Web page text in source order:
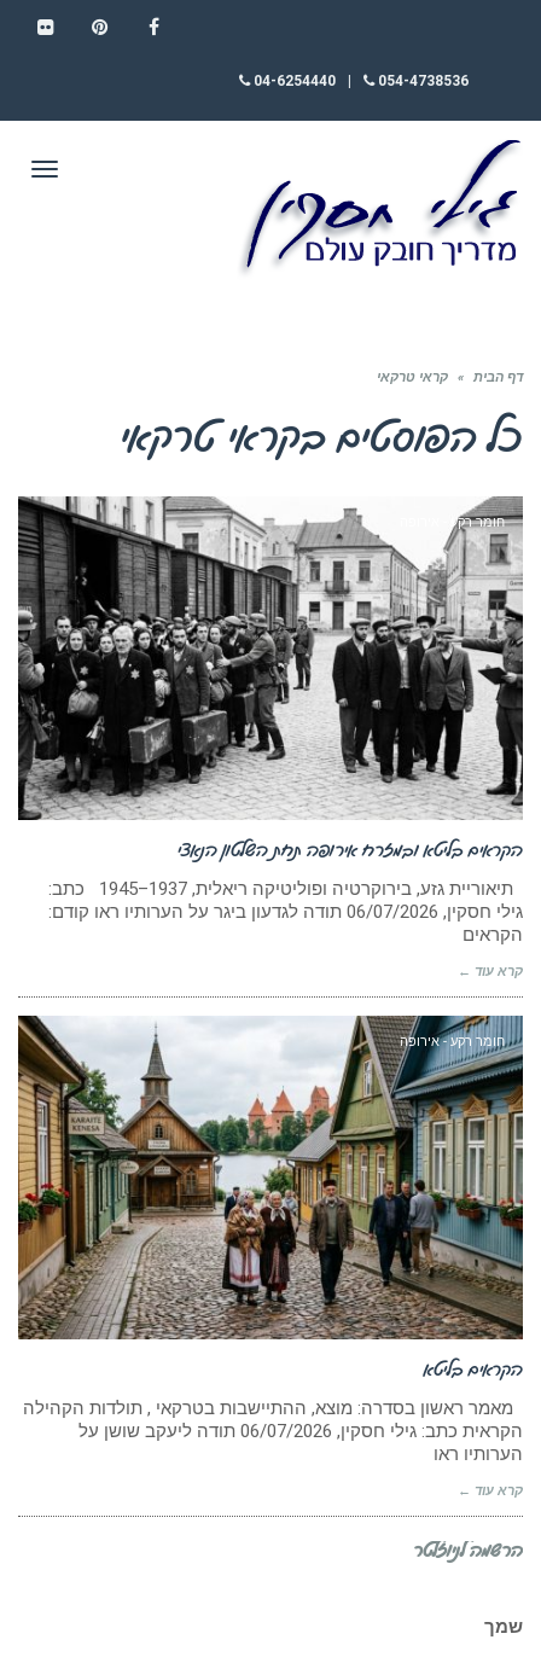
054-4738536
04-6254440
דף הבית » קראי טרקאי
כל הפוסטים בקראי טרקאי
חומר רקע - אירופה
הקראים בליטא ובמזרח אירופה תחת השלטון הנאצי
תיאוריית גזע, בירוקרטיה ופוליטיקה ריאלית, 1937–1945 כתב:
גילי חסקין, ‏06/07/2026 תודה לגדעון ביגר על הערותיו ראו קודם:
הקראים
קרא עוד ←
חומר רקע - אירופה
הקראים בליטא
מאמר ראשון בסדרה: מוצא, ההתיישבות בטרקאי , תולדות הקהילה
הקראית כתב: גילי חסקין, ‏06/07/2026 תודה ליעקב שושן על
הערותיו ראו
קרא עוד ←
הרשמה לניוזלטר
שמך